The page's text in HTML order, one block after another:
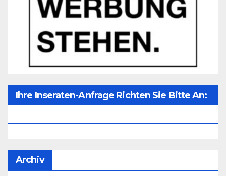
Ihre Inseraten-Anfrage Richten Sie Bitte An:
Archiv